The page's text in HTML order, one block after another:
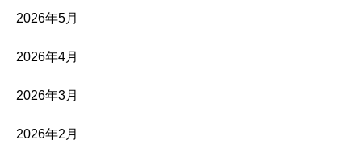
2026年5月
2026年4月
2026年3月
2026年2月